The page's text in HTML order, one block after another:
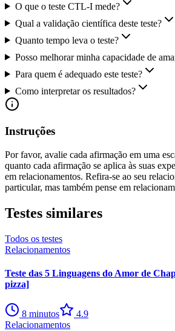
O que o teste CTL-I mede?
Qual a validação científica deste teste?
Quanto tempo leva o teste?
Posso melhorar minha capacidade de
Para quem é adequado este teste?
Como interpretar os resultados?
Instruções
Por favor, avalie cada afirmação em uma
quanto cada afirmação se aplica às suas
em relacionamentos. Refira-se ao seu
particular, mas também pense em
Testes similares
Todos os testes
Relacionamentos
Teste das 5 Linguagens do Amor de
pizza]
8 minutos
4.9
Relacionamentos